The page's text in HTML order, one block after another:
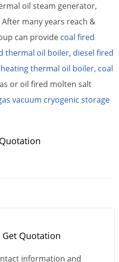
oil steam generator,
many years reach &
can provide coal fired
thermal oil boiler, diesel fired
thermal oil boiler, coal
or oil fired molten salt
vacuum cryogenic storage
Quotation
information and